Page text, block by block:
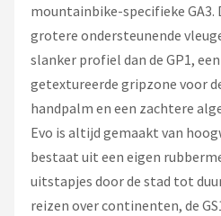
Cortina
Alle merken →
mountainbike-specifieke GA3.
grotere ondersteunende
slanker profiel dan de GP1,
getextureerde gripzone voor
handpalm en een zachtere
Evo is altijd gemaakt van
bestaat uit een eigen
uitstapjes door de stad tot
reizen over continenten, de